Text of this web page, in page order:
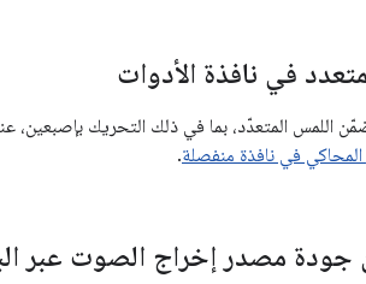
في نافذة الأدوات
اللمس المتعدّد، بما في ذلك التحريك بإصبعين،
في نافذة منفصلة.
جودة مصدر إخراج الصوت عبر